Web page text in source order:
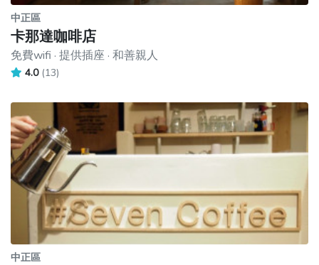
中正區
卡那達咖啡店
免費wifi · 提供插座 · 和善親人
4.0 (13)
中正區